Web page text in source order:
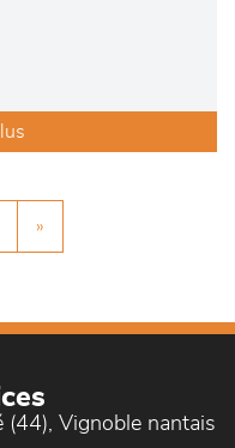
»
(44), Vignoble nantais